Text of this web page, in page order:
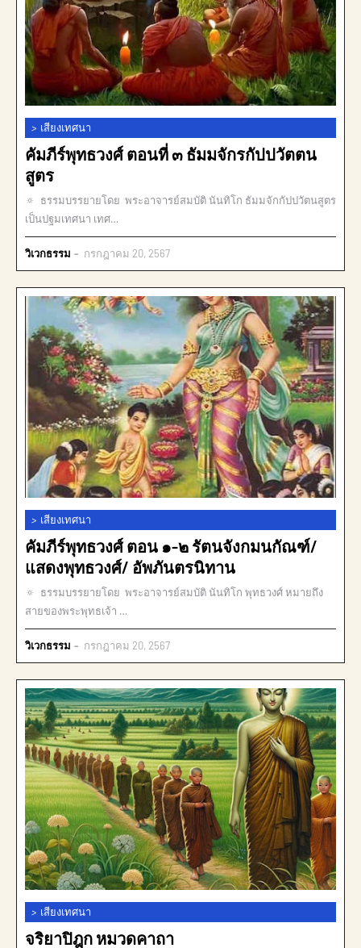
> เสียงเทศนา
คัมภีร์พุทธวงศ์ ตอนที่ ๓ ธัมมจักรกัปปวัตตน
สูตร
🔅 ธรรมบรรยายโดย พระอาจารย์สมบัติ นันทิโก ธัมมจักกัปปวัตนสูตร
เป็นปฐมเทศนา เทศ…
วิเวกธรรม กรกฎาคม 20, 2567
> เสียงเทศนา
คัมภีร์พุทธวงศ์ ตอน ๑-๒ รัตนจังกมนกัณฑ์/
แสดงพุทธวงศ์/ อัพภันตรนิทาน
🔅 ธรรมบรรยายโดย พระอาจารย์สมบัติ นันทิโก พุทธวงศ์ หมายถึง
สายของพระพุทธเจ้า …
วิเวกธรรม กรกฎาคม 20, 2567
> เสียงเทศนา
จริยาปิฎก หมวดคาถา